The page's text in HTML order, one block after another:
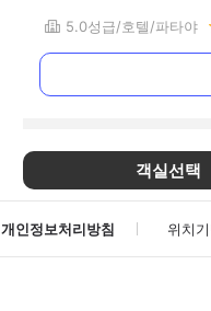
5.0성급 호텔 파타야
객실선택
개인정보처리방침 위치